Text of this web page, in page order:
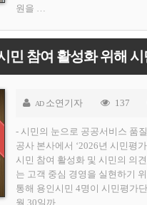
원을 …
민 참여 활성화 위해
AD 소연기자 137
- 시민의 눈으로 공공서비스 품
공사 본사에서 ‘2026년 시민평
시민 참여 활성화 및 시민의 의
는 고객 중심 경영을 실현하기
통해 용인시민 4명이 시민평가
월 30일까…